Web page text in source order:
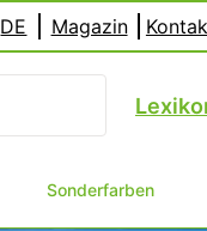
DE Magazin
Sonderfarben